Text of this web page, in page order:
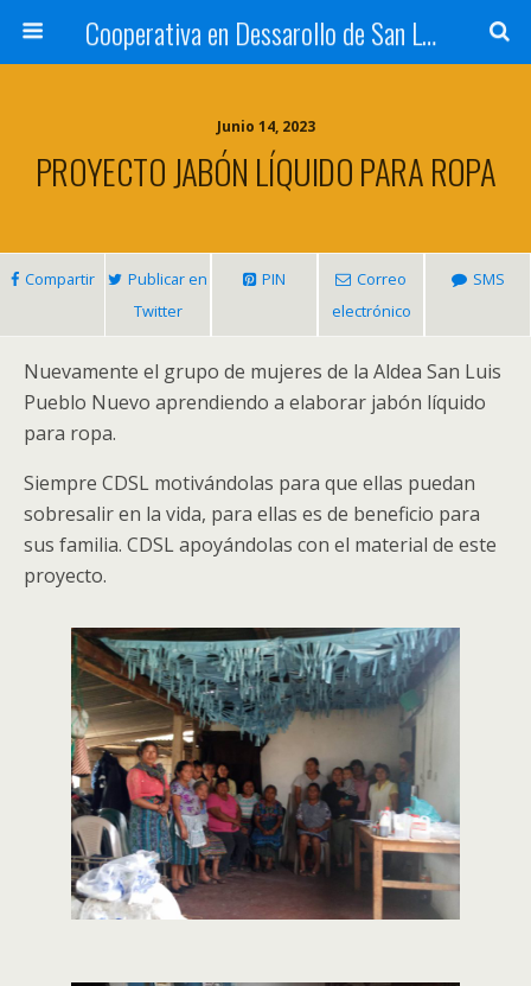
Cooperativa en Dessarollo de San Luis
Junio 14, 2023
PROYECTO JABÓN LÍQUIDO PARA ROPA
Compartir
Publicar en
Twitter
PIN
Correo
electrónico
SMS
Nuevamente el grupo de mujeres de la Aldea San Luis
Pueblo Nuevo aprendiendo a elaborar jabón líquido
para ropa.
Siempre CDSL motivándolas para que ellas puedan
sobresalir en la vida, para ellas es de beneficio para
sus familia. CDSL apoyándolas con el material de este
proyecto.